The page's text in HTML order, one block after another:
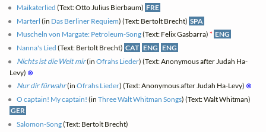
Maikaterlied (Text: Otto Julius Bierbaum) FRE
Marterl (in Das Berliner Requiem) (Text: Bertolt Brecht) SPA
Muscheln von Margate: Petroleum-Song(Text: Felix Gasbarra)* ENG
Nanna's Lied (Text: Bertolt Brecht) CAT ENG ENG
Nichts ist die Welt mir(inOfrahs Lieder) (Text: Anonymous after Judah Ha-
Levy) ⊗
Nur dir fürwahr(inOfrahs Lieder) (Text: Anonymous after Judah Ha-Levy) ⊗
O captain! My captain! (inThree Walt Whitman Songs) (Text: Walt Whitman)
GER
Salomon-Song(Text: Bertolt Brecht)